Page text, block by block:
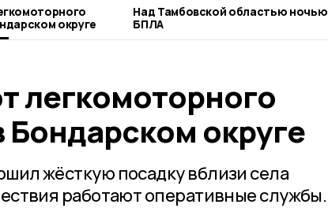
округе
Над Тамбовской областью ночью
БПЛА
легкомоторного
Бондарском округе
жёсткую посадку вблизи села
работают оперативные службы.